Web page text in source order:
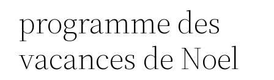
programme des
vacances de Noel